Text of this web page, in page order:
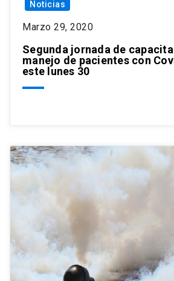
Noticias
Marzo 29, 2020
Segunda jornada de
manejo de pacientes con
este lunes 30